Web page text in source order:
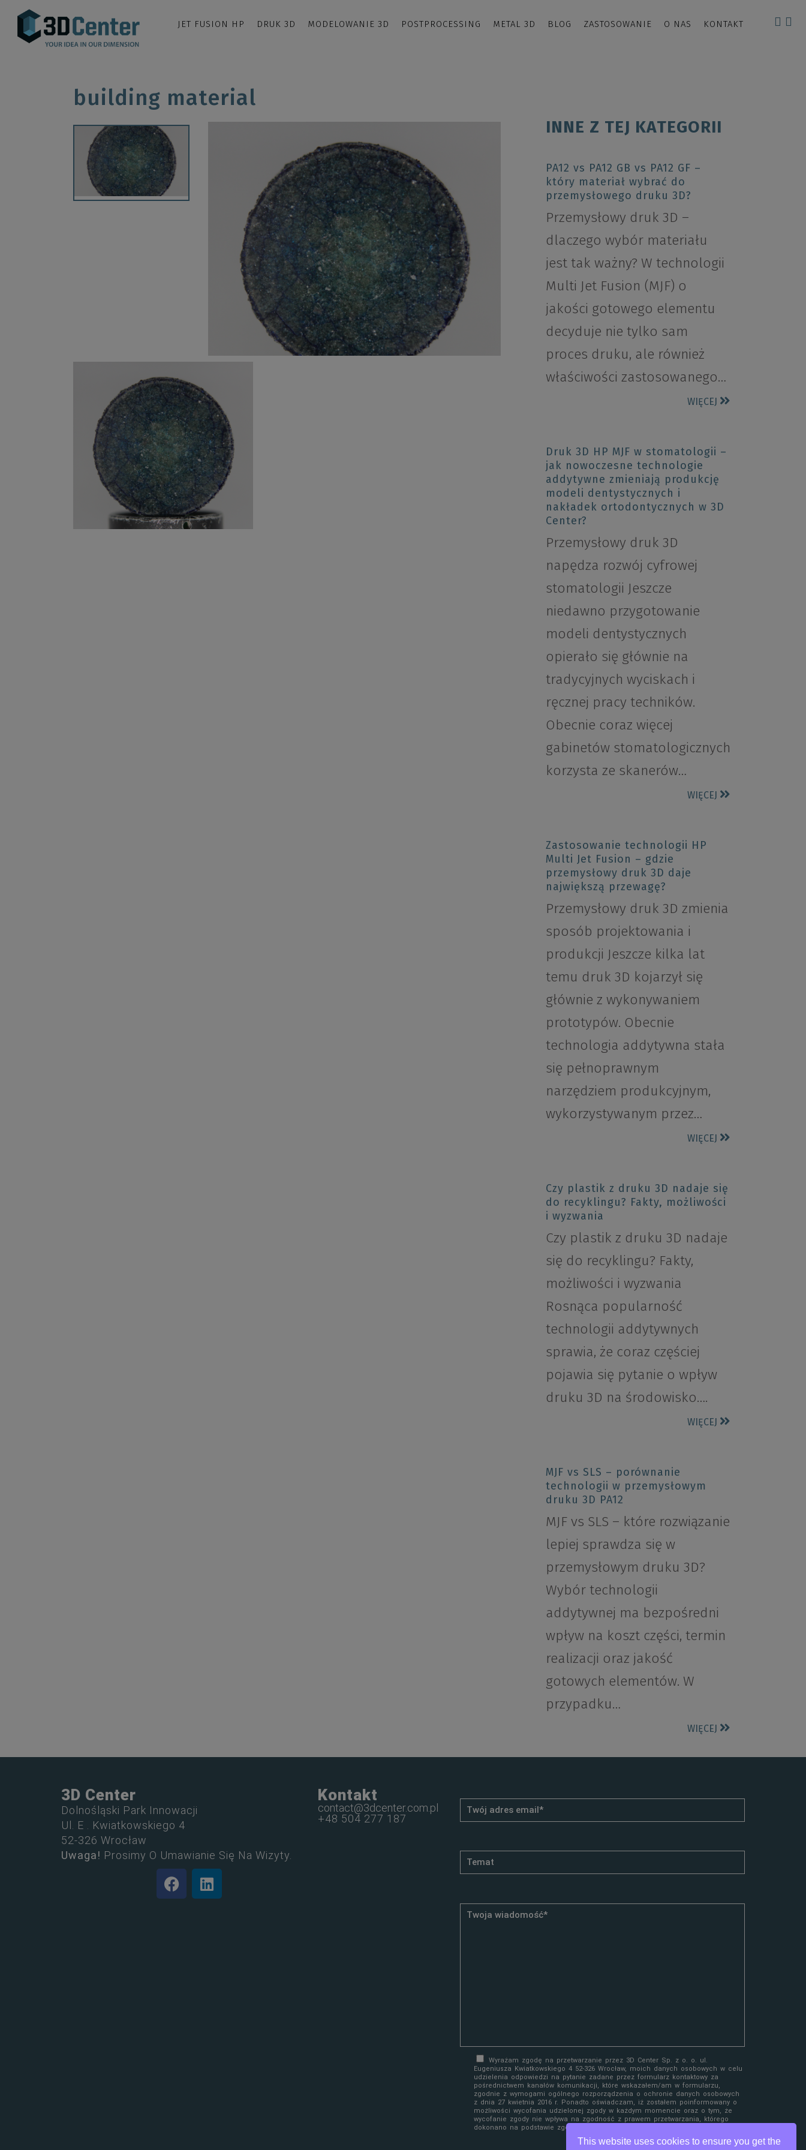
This website uses cookies to ensure you get the
JET FUSION HP DRUK 3D MODELOWANIE 3D POSTPROCESSING METAL 3D BLOG ZASTOSOWANIE O NAS KONTAKT
building material
INNE Z TEJ KATEGORII
PA12 vs PA12 GB vs PA12 GF –
który materiał wybrać do
przemysłowego druku 3D?
Przemysłowy druk 3D –
dlaczego wybór materiału
jest tak ważny? W technologii
Multi Jet Fusion (MJF) o
jakości gotowego elementu
decyduje nie tylko sam
proces druku, ale również
właściwości zastosowanego…
WIĘCEJ
Druk 3D HP MJF w stomatologii –
jak nowoczesne technologie
addytywne zmieniają produkcję
modeli dentystycznych i
nakładek ortodontycznych w 3D
Center?
Przemysłowy druk 3D
napędza rozwój cyfrowej
stomatologii Jeszcze
niedawno przygotowanie
modeli dentystycznych
opierało się głównie na
tradycyjnych wyciskach i
ręcznej pracy techników.
Obecnie coraz więcej
gabinetów stomatologicznych
korzysta ze skanerów…
WIĘCEJ
Zastosowanie technologii HP
Multi Jet Fusion – gdzie
przemysłowy druk 3D daje
największą przewagę?
Przemysłowy druk 3D zmienia
sposób projektowania i
produkcji Jeszcze kilka lat
temu druk 3D kojarzył się
głównie z wykonywaniem
prototypów. Obecnie
technologia addytywna stała
się pełnoprawnym
narzędziem produkcyjnym,
wykorzystywanym przez…
WIĘCEJ
Czy plastik z druku 3D nadaje się
do recyklingu? Fakty, możliwości
i wyzwania
Czy plastik z druku 3D nadaje
się do recyklingu? Fakty,
możliwości i wyzwania
Rosnąca popularność
technologii addytywnych
sprawia, że coraz częściej
pojawia się pytanie o wpływ
druku 3D na środowisko….
WIĘCEJ
MJF vs SLS – porównanie
technologii w przemysłowym
druku 3D PA12
MJF vs SLS – które rozwiązanie
lepiej sprawdza się w
przemysłowym druku 3D?
Wybór technologii
addytywnej ma bezpośredni
wpływ na koszt części, termin
realizacji oraz jakość
gotowych elementów. W
przypadku…
WIĘCEJ
3D Center
Dolnośląski Park Innowacji
Ul. E . Kwiatkowskiego 4
52-326 Wrocław
Uwaga! Prosimy O Umawianie Się Na Wizyty.
Kontakt
contact@3dcenter.com.pl
+48 504 277 187
Wyrażam zgodę na przetwarzanie przez 3D Center Sp. z o. o. ul.
Eugeniusza Kwiatkowskiego 4 52-326 Wrocław, moich danych osobowych w celu
udzielenia odpowiedzi na pytanie zadane przez formularz kontaktowy za
pośrednictwem kanałów komunikacji, które wskazałem/am w formularzu,
zgodnie z wymogami ogólnego rozporządzenia o ochronie danych osobowych
z dnia 27 kwietnia 2016 r. Ponadto oświadczam, iż zostałem poinformowany o
możliwości wycofania udzielonej zgody w każdym momencie oraz o tym, że
wycofanie zgody nie wpływa na zgodność z prawem przetwarzania, którego
dokonano na podstawie zgody przed jej wycofaniem.